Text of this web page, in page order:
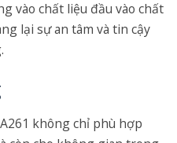
vào chất liệu đầu vào chất
lại sự an tâm và tin cậy
không chỉ phù hợp